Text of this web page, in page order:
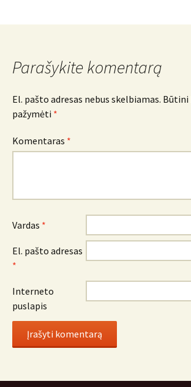
Parašykite komentarą
El. pašto adresas nebus skelbiamas. Būtini
pažymėti *
Komentaras *
Vardas *
El. pašto adresas
*
Interneto
puslapis